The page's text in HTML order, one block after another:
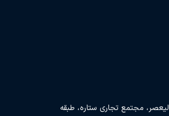
مجتمع تجاری ستاره، طبقه